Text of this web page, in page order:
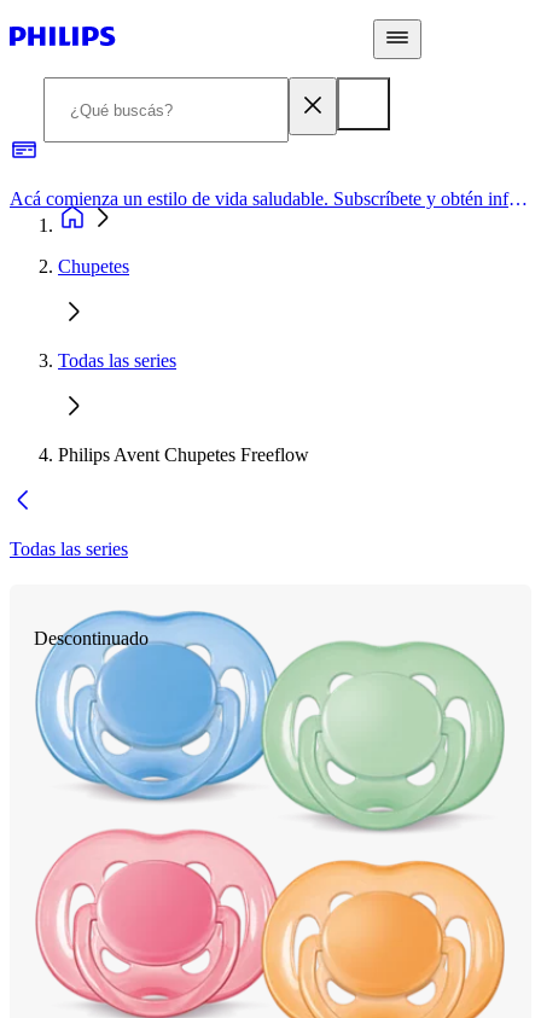
Acá comienza un estilo de vida saludable. Subscríbete y obtén información de primera mano
Chupetes
Todas las series
Philips Avent Chupetes Freeflow
Todas las series
Descontinuado